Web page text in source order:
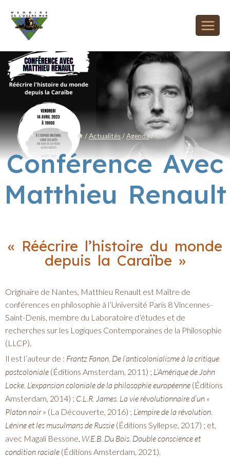
/Actualités /Agenda/
Conférence Avec
Matthieu Renault
« Réécrire l’histoire du monde
depuis la Caraïbe »
Originaire de Nantes, Matthieu Renault est Maître de
conférences en philosophie à l’Université Paris 8 Vincennes-
Saint-Denis, membre du Laboratoire d’études et de
recherches sur les Logiques Contemporaines de la Philosophie
(LLCP).
Il est l’auteur de : Frantz Fanon. De l’anticolonialisme à la critique
postcoloniale (Éditions Amsterdam, 2011) ; L’Amérique de John
Locke. L’expansion coloniale de la philosophie européenne (Éditions
Amsterdam, 2014) ; C.L.R. James. La vie révolutionnaire d’un «
Platon noir» (La Découverte, 2016) ; L’empire de la révolution.
Lénine et les musulmans de Russie (Éditions Syllepse, 2017) ; et,
avec Magali Bessone, W.E.B. Du Bois. Double conscience et
condition raciale (Éditions Amsterdam, 2021).